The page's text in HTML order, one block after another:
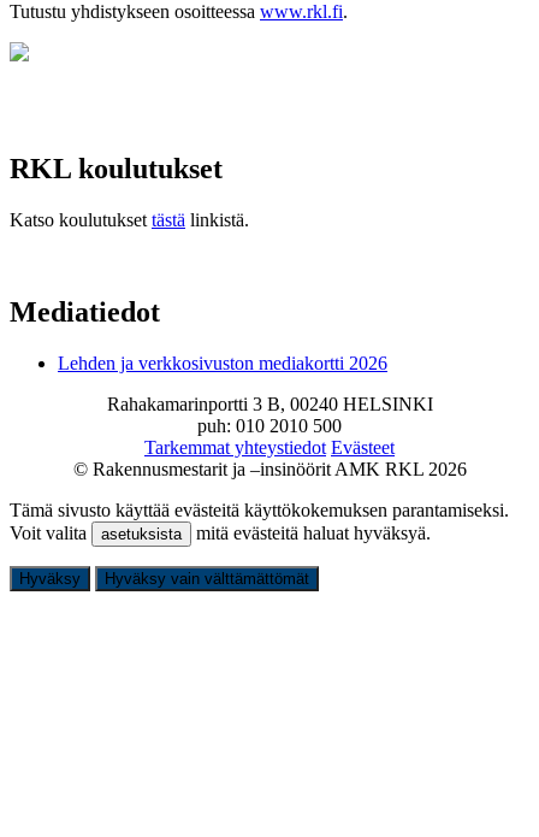
Tutustu yhdistykseen osoitteessa www.rkl.fi.
RKL koulutukset
Katso koulutukset tästä linkistä.
Mediatiedot
Lehden ja verkkosivuston mediakortti 2026
Rahakamarinportti 3 B, 00240 HELSINKI
puh: 010 2010 500
Tarkemmat yhteystiedot Evästeet
© Rakennusmestarit ja –insinöörit AMK RKL 2026
Tämä sivusto käyttää evästeitä käyttökokemuksen parantamiseksi.
Voit valita
asetuksista mitä evästeitä haluat hyväksyä.
Hyväksy Hyväksy vain välttämättömät